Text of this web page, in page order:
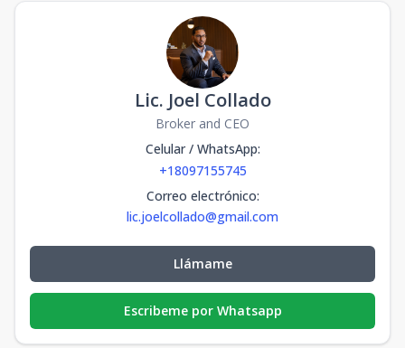
Lic. Joel Collado
Broker and CEO
Celular / WhatsApp:
+18097155745
Correo electrónico:
lic.joelcollado@gmail.com
Llámame
Escribeme por Whatsapp